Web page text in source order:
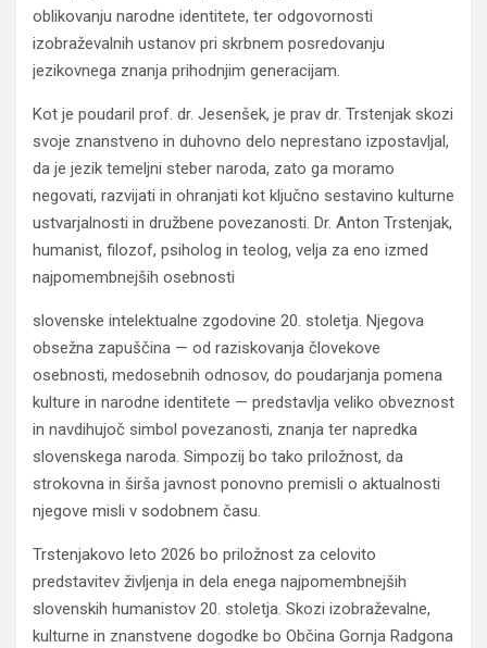
oblikovanju narodne identitete, ter odgovornosti
izobraževalnih ustanov pri skrbnem posredovanju
jezikovnega znanja prihodnjim generacijam.
Kot je poudaril prof. dr. Jesenšek, je prav dr. Trstenjak skozi
svoje znanstveno in duhovno delo neprestano izpostavljal,
da je jezik temeljni steber naroda, zato ga moramo
negovati, razvijati in ohranjati kot ključno sestavino kulturne
ustvarjalnosti in družbene povezanosti. Dr. Anton Trstenjak,
humanist, filozof, psiholog in teolog, velja za eno izmed
najpomembnejših osebnosti
slovenske intelektualne zgodovine 20. stoletja. Njegova
obsežna zapuščina — od raziskovanja človekove
osebnosti, medosebnih odnosov, do poudarjanja pomena
kulture in narodne identitete — predstavlja veliko obveznost
in navdihujoč simbol povezanosti, znanja ter napredka
slovenskega naroda. Simpozij bo tako priložnost, da
strokovna in širša javnost ponovno premisli o aktualnosti
njegove misli v sodobnem času.
Trstenjakovo leto 2026 bo priložnost za celovito
predstavitev življenja in dela enega najpomembnejših
slovenskih humanistov 20. stoletja. Skozi izobraževalne,
kulturne in znanstvene dogodke bo Občina Gornja Radgona